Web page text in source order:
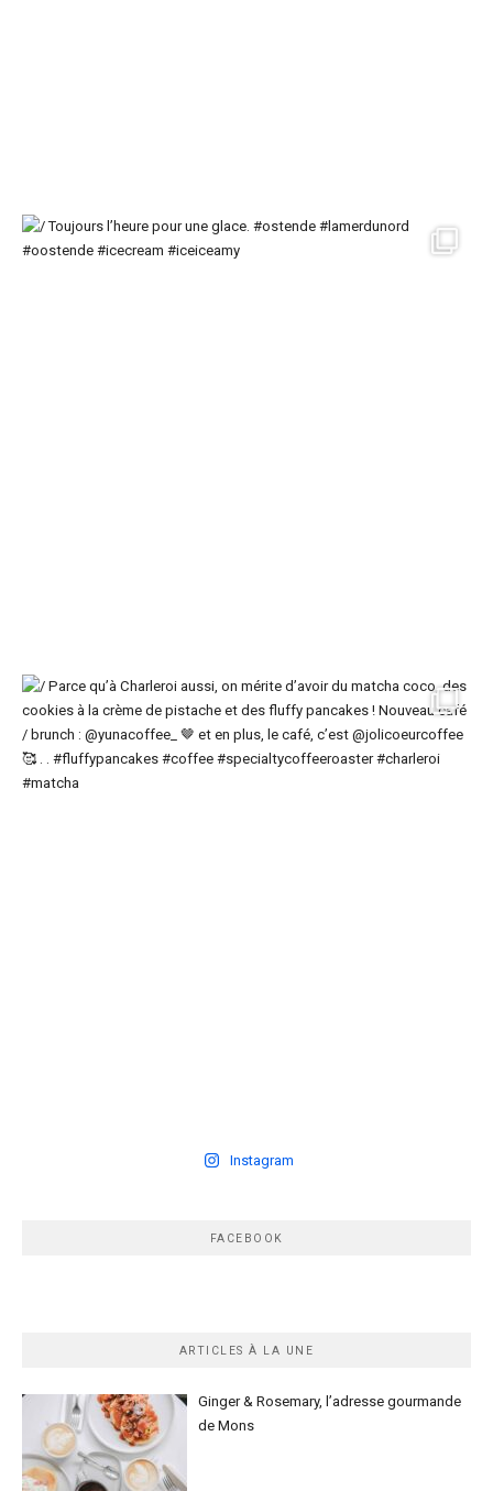
Instagram
FACEBOOK
ARTICLES À LA UNE
Ginger & Rosemary, l’adresse gourmande
de Mons